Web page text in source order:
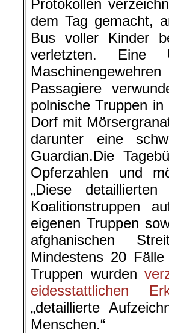
Protokollen
dem Tag gemacht,
Bus voller Kinder
verletzten. Eine
Passagiere
polnische Truppen
Dorf mit
darunter eine
Guardian.Die
Opferzahlen und
„Diese
Koalitionstruppen
eigenen Truppen
afghanischen
Mindestens 20
Truppen wurden
eidesstattlichen
„detaillierte
Menschen.“